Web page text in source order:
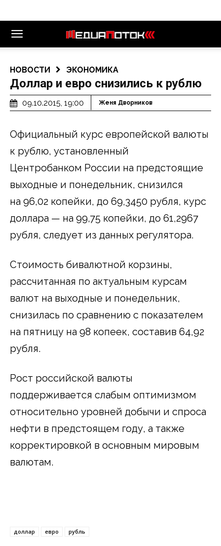
НОВОСТИ ЭКОНОМИКА
Доллар и евро снизились к рублю
09.10.2015, 19:00 Женя Дворников
Официальный курс европейской валюты
к рублю, установленный
Центробанком России на предстоящие
выходные и понедельник, снизился
на 96,02 копейки, до 69,3450 рубля, курс
доллара — на 99,75 копейки, до 61,2967
рубля, следует из данных регулятора.
Стоимость бивалютной корзины,
рассчитанная по актуальным курсам
валют на выходные и понедельник,
снизилась по сравнению с показателем
на пятницу на 98 копеек, составив 64,92
рубля.
Рост российской валюты
поддерживается слабым оптимизмом
относительно уровней добычи и спроса
нефти в предстоящем году, а также
корректировкой в основным мировым
валютам.
доллар евро рубль